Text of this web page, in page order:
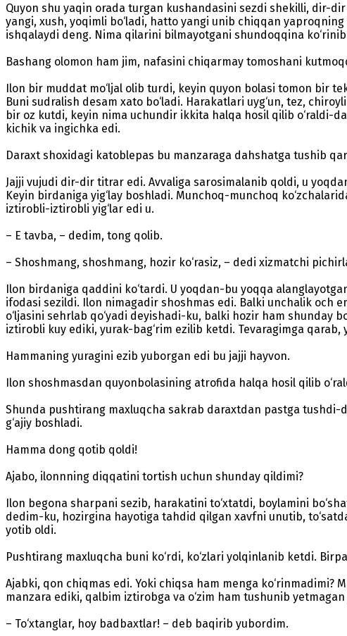
Quyon shu yaqin orada turgan kushandasini sezdi shekilli, dir-
yangi, xush, yoqimli bo‘ladi, hatto yangi unib chiqqan
ishqalaydi deng. Nima qilarini bilmayotgani shundoqqina
Bashang olomon ham jim, nafasini chiqarmay tomoshani
Ilon bir muddat mo‘ljal olib turdi, keyin quyon bolasi tomon bir
Buni sudralish desam xato bo‘ladi. Harakatlari uyg‘un, tez,
bir oz kutdi, keyin nima uchundir ikkita halqa hosil qilib o‘raldi-
kichik va ingichka edi.
Daraxt shoxidagi katoblepas bu manzaraga dahshatga tushib
Jajji vujudi dir-dir titrar edi. Avvaliga sarosimalanib qoldi, u
Keyin birdaniga yig‘lay boshladi. Munchoq-munchoq
iztirobli-iztirobli yig‘lar edi u.
– E tavba, – dedim, tong qolib.
– Shoshmang, shoshmang, hozir ko‘rasiz, – dedi xizmatchi
Ilon birdaniga qaddini ko‘tardi. U yoqdan-bu yoqqa
ifodasi sezildi. Ilon nimagadir shoshmas edi. Balki unchalik och
o‘ljasini sehrlab qo‘yadi deyishadi-ku, balki hozir ham shunday
iztirobli kuy ediki, yurak-bag‘rim ezilib ketdi. Tevaragimga
Hammaning yuragini ezib yuborgan edi bu jajji hayvon.
Ilon shoshmasdan quyonbolasining atrofida halqa hosil qilib
Shunda pushtirang maxluqcha sakrab daraxtdan pastga tushdi-
g‘ajiy boshladi.
Hamma dong qotib qoldi!
Ajabo, ilonnning diqqatini tortish uchun shunday qildimi?
Ilon begona sharpani sezib, harakatini to‘xtatdi, boylamini
dedim-ku, hozirgina hayotiga tahdid qilgan xavfni unutib,
yotib oldi.
Pushtirang maxluqcha buni ko‘rdi, ko‘zlari yolqinlanib ketdi.
Ajabki, qon chiqmas edi. Yoki chiqsa ham menga
manzara ediki, qalbim iztirobga va o‘zim ham tushunib yetmagan
– To‘xtanglar, hoy badbaxtlar! – deb baqirib yubordim.